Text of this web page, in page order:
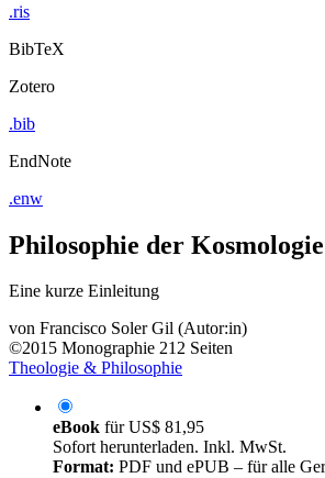
.ris
BibTeX
Zotero
.bib
EndNote
.enw
Philosophie der Kosmologie
Eine kurze Einleitung
von Francisco Soler Gil (Autor:in)
©2015 Monographie 212 Seiten
Theologie & Philosophie
eBook fürUS$ 81,95
Sofort herunterladen. Inkl. MwSt.
Format: PDF und ePUB – für alle